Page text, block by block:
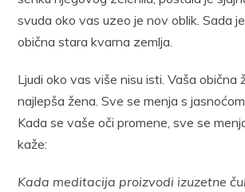
svuda oko vas uzeo je nov oblik. Sada
obična stara kvarna zemlja.
Ljudi oko vas više nisu isti. Vaša obična
najlepša žena. Sve se menja s
Kada se vaše oči promene, sve se
kaže:
Kada meditacija proizvodi izuzetne